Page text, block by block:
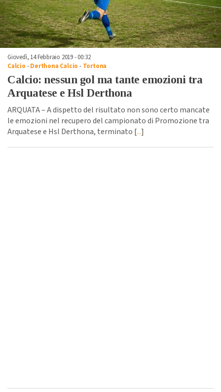
Giovedì, 14 Febbraio 2019 - 00:32
Calcio -Derthona Calcio - Tortona
Calcio: nessun gol ma tante emozioni tra
Arquatese e Hsl Derthona
ARQUATA – A dispetto del risultato non sono certo mancate
le emozioni nel recupero del campionato di Promozione tra
Arquatese e Hsl Derthona, terminato [...]